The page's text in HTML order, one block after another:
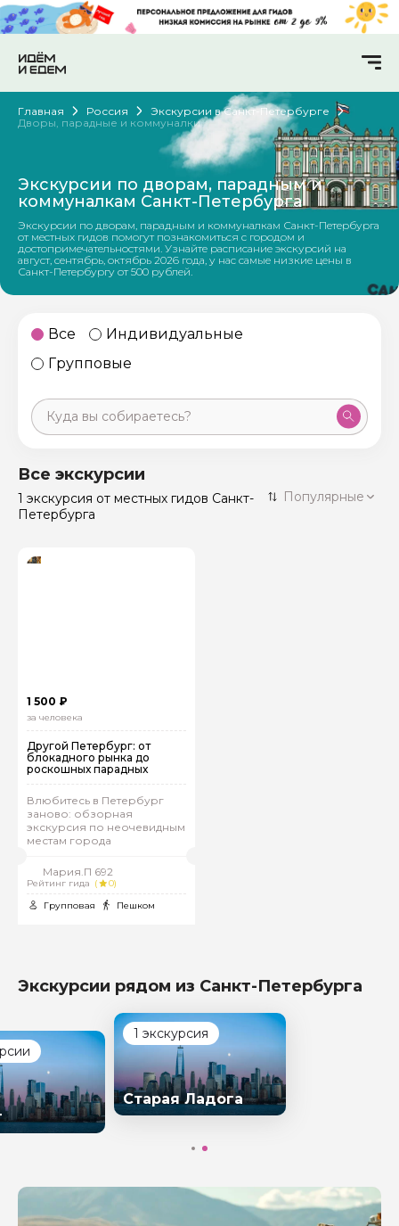
Главная Россия
Экскурсии в Санкт-Петербурге
Дворы, парадные и коммуналки
Экскурсии по дворам, парадным и
коммуналкам Санкт-Петербурга
Экскурсии по дворам, парадным и коммуналкам Санкт-Петербурга
от местных гидов помогут познакомиться с городом и
достопримечательностями. Узнайте расписание экскурсий на
август, сентябрь, октябрь 2026 года, у нас самые низкие цены в
Санкт-Петербургу от 500 рублей.
Все
Индивидуальные
Групповые
Санкт-Петербург
Россия
50 экскурсий
Все экскурсии
1 экскурсия от местных гидов Санкт-
Петербурга
Популярные
1 500 ₽
за человека
Другой Петербург: от
блокадного рынка до
роскошных парадных
Влюбитесь в Петербург
заново: обзорная
экскурсия по неочевидным
местам города
Мария.П 692
Рейтинг гида (
0)
Групповая
Пешком
Экскурсии рядом из Санкт-Петербурга
1 экскурсия
Старая Ладога